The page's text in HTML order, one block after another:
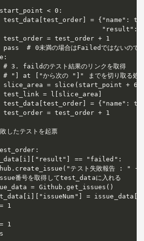
< 0:
test_data[test_order] = {"name":
"result":
test_order = test_order + 1
# 0未満の場合はFailedではないので
3. faildのテスト結果のリンクを取得
"] at ["から次の "]" までを切り取る処
slice_area = slice(start_point + 6,
= l[slice_area]
test_data[test_order] = {"name":
test_order = test_order + 1
したテストを起票
== "failed":
テスト失敗報告 : "
番号を取得してtest_dataに入れる
= Github.get_issues()
=
1
1